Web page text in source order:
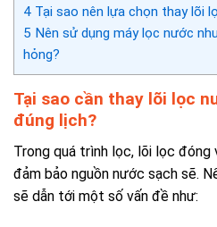
4 Tại sao nên lựa chọn thay lõi
5 Nên sử dụng máy lọc nước
hỏng?
Tại sao cần thay lõi lọc
đúng lịch?
Trong quá trình lọc, lõi lọc
đảm bảo nguồn nước sạch sẽ.
sẽ dẫn tới một số vấn đề như: